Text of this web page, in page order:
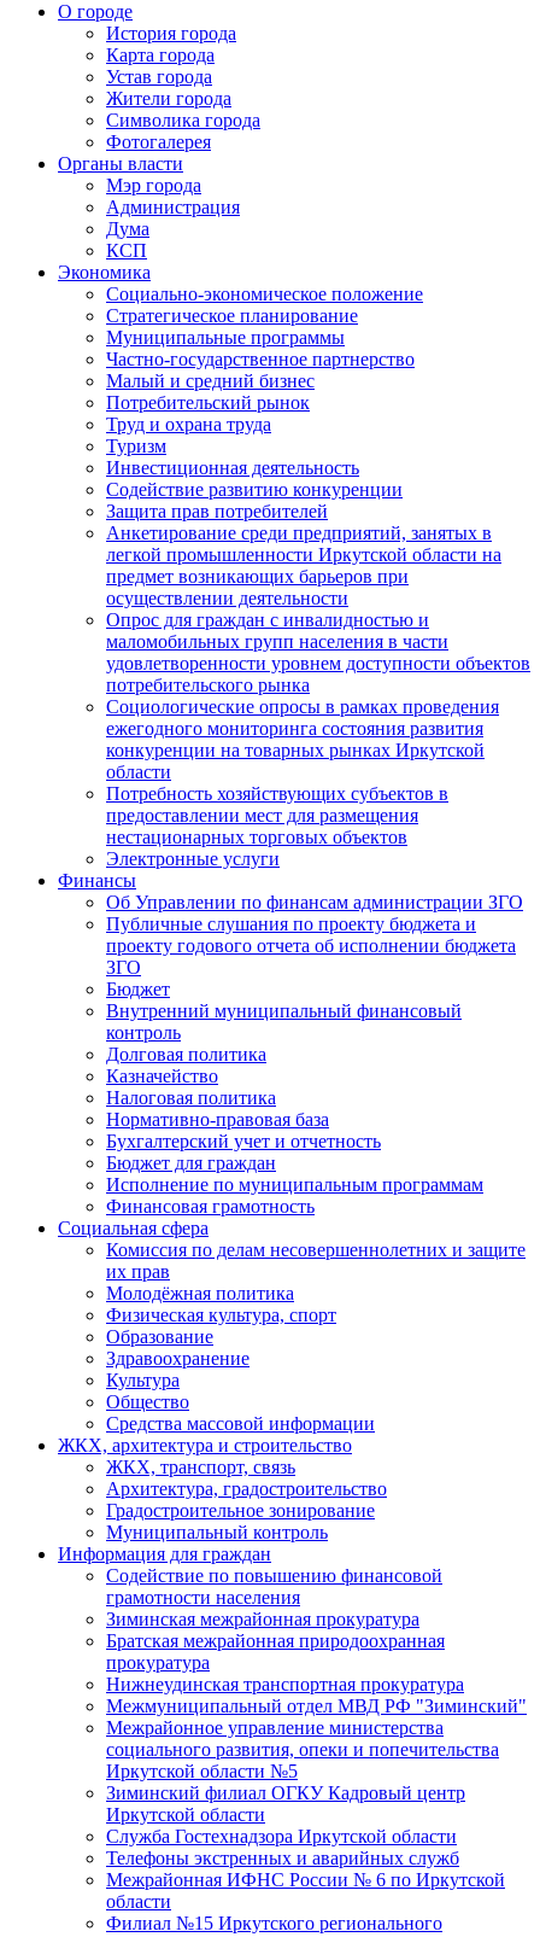
О городе
История города
Карта города
Устав города
Жители города
Символика города
Фотогалерея
Органы власти
Мэр города
Администрация
Дума
КСП
Экономика
Социально-экономическое положение
Стратегическое планирование
Муниципальные программы
Частно-государственное партнерство
Малый и средний бизнес
Потребительский рынок
Труд и охрана труда
Туризм
Инвестиционная деятельность
Содействие развитию конкуренции
Защита прав потребителей
Анкетирование среди предприятий, занятых в
легкой промышленности Иркутской области на
предмет возникающих барьеров при
осуществлении деятельности
Опрос для граждан с инвалидностью и
маломобильных групп населения в части
удовлетворенности уровнем доступности объектов
потребительского рынка
Социологические опросы в рамках проведения
ежегодного мониторинга состояния развития
конкуренции на товарных рынках Иркутской
области
Потребность хозяйствующих субъектов в
предоставлении мест для размещения
нестационарных торговых объектов
Электронные услуги
Финансы
Об Управлении по финансам администрации ЗГО
Публичные слушания по проекту бюджета и
проекту годового отчета об исполнении бюджета
ЗГО
Бюджет
Внутренний муниципальный финансовый
контроль
Долговая политика
Казначейство
Налоговая политика
Нормативно-правовая база
Бухгалтерский учет и отчетность
Бюджет для граждан
Исполнение по муниципальным программам
Финансовая грамотность
Социальная сфера
Комиссия по делам несовершеннолетних и защите
их прав
Молодёжная политика
Физическая культура, спорт
Образование
Здравоохранение
Культура
Общество
Средства массовой информации
ЖКХ, архитектура и строительство
ЖКХ, транспорт, связь
Архитектура, градостроительство
Градостроительное зонирование
Муниципальный контроль
Информация для граждан
Содействие по повышению финансовой
грамотности населения
Зиминская межрайонная прокуратура
Братская межрайонная природоохранная
прокуратура
Нижнеудинская транспортная прокуратура
Межмуниципальный отдел МВД РФ "Зиминский"
Межрайонное управление министерства
социального развития, опеки и попечительства
Иркутской области №5
Зиминский филиал ОГКУ Кадровый центр
Иркутской области
Служба Гостехнадзора Иркутской области
Телефоны экстренных и аварийных служб
Межрайонная ИФНС России № 6 по Иркутской
области
Филиал №15 Иркутского регионального